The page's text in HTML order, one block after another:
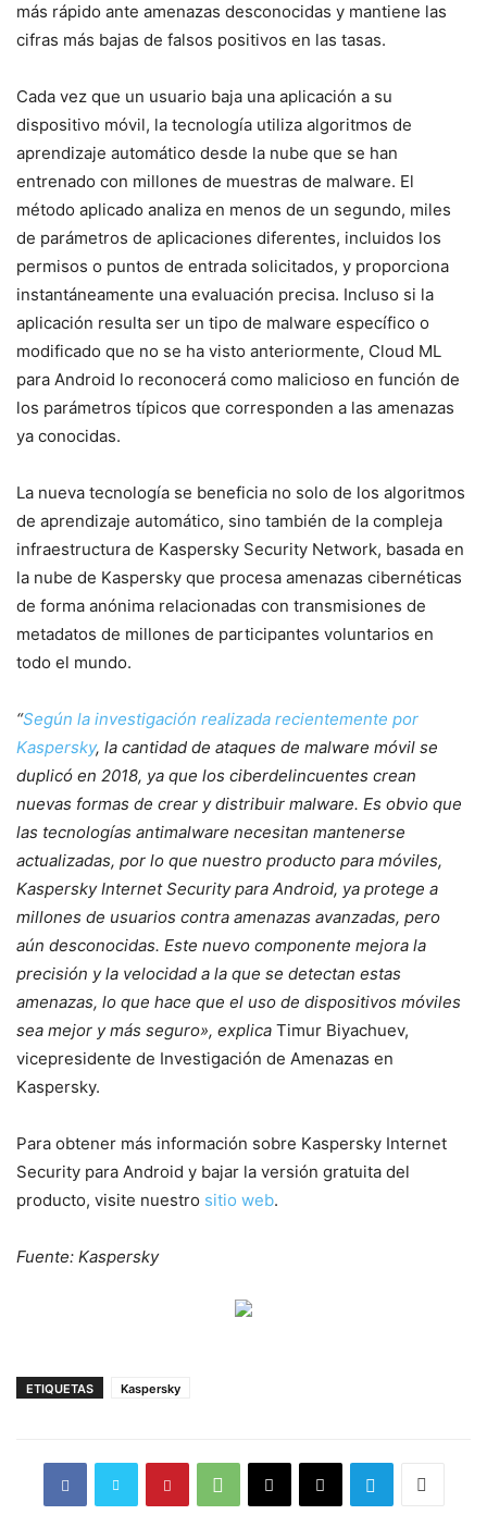
más rápido ante amenazas desconocidas y mantiene las
cifras más bajas de falsos positivos en las tasas.
Cada vez que un usuario baja una aplicación a su
dispositivo móvil, la tecnología utiliza algoritmos de
aprendizaje automático desde la nube que se han
entrenado con millones de muestras de malware. El
método aplicado analiza en menos de un segundo, miles
de parámetros de aplicaciones diferentes, incluidos los
permisos o puntos de entrada solicitados, y proporciona
instantáneamente una evaluación precisa. Incluso si la
aplicación resulta ser un tipo de malware específico o
modificado que no se ha visto anteriormente, Cloud ML
para Android lo reconocerá como malicioso en función de
los parámetros típicos que corresponden a las amenazas
ya conocidas.
La nueva tecnología se beneficia no solo de los algoritmos
de aprendizaje automático, sino también de la compleja
infraestructura de Kaspersky Security Network, basada en
la nube de Kaspersky que procesa amenazas cibernéticas
de forma anónima relacionadas con transmisiones de
metadatos de millones de participantes voluntarios en
todo el mundo.
“Según la investigación realizada recientemente por
Kaspersky, la cantidad de ataques de malware móvil se
duplicó en 2018, ya que los ciberdelincuentes crean
nuevas formas de crear y distribuir malware. Es obvio que
las tecnologías antimalware necesitan mantenerse
actualizadas, por lo que nuestro producto para móviles,
Kaspersky Internet Security para Android, ya protege a
millones de usuarios contra amenazas avanzadas, pero
aún desconocidas. Este nuevo componente mejora la
precisión y la velocidad a la que se detectan estas
amenazas, lo que hace que el uso de dispositivos móviles
sea mejor y más seguro», explica Timur Biyachuev,
vicepresidente de Investigación de Amenazas en
Kaspersky.
Para obtener más información sobre Kaspersky Internet
Security para Android y bajar la versión gratuita del
producto, visite nuestro sitio web.
Fuente: Kaspersky
ETIQUETAS Kaspersky